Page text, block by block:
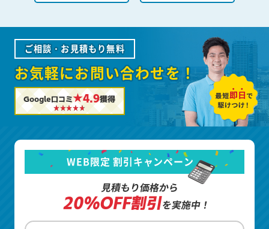
ご相談・お見積もり無料
お気軽にお問い合わせを！
Google口コミ★4.9獲得
WEB限定 割引キャンペーン
見積もり価格から
20%OFF割引を実施中！